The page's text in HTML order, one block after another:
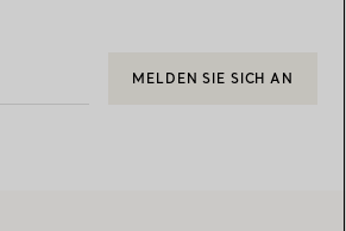
MELDEN SIE SICH AN